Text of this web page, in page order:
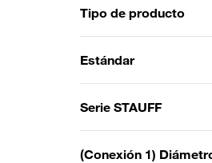
Tipo de producto
Estándar
Serie STAUFF
(Conexión 1)